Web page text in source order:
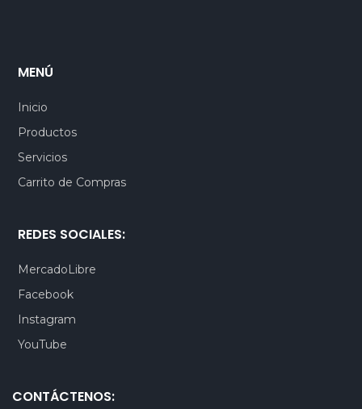
MENÚ
Inicio
Productos
Servicios
Carrito de Compras
REDES SOCIALES:
MercadoLibre
Facebook
Instagram
YouTube
CONTÁCTENOS: